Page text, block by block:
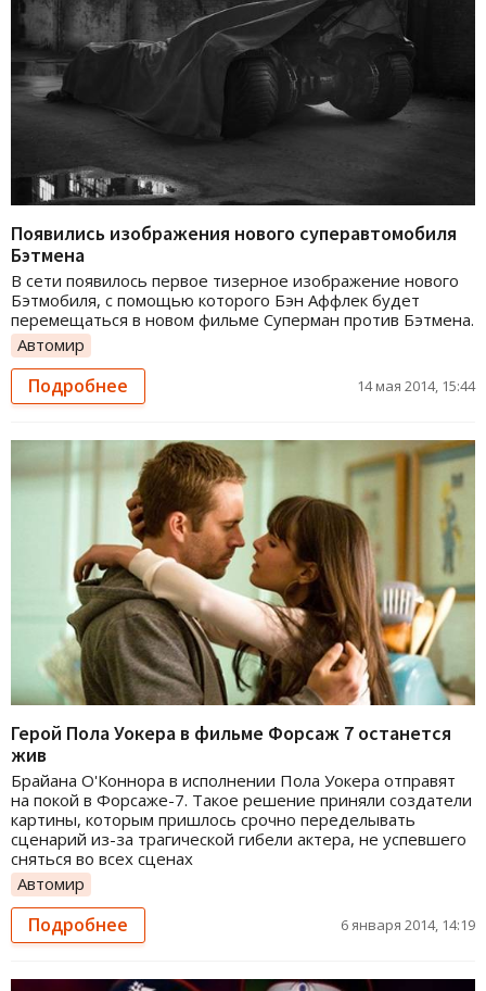
Появились изображения нового суперавтомобиля
Бэтмена
В сети появилось первое тизерное изображение нового
Бэтмобиля, с помощью которого Бэн Аффлек будет
перемещаться в новом фильме Суперман против Бэтмена.
Автомир
Подробнее 14 мая 2014, 15:44
Герой Пола Уокера в фильме Форсаж 7 останется
жив
Брайана О'Коннора в исполнении Пола Уокера отправят
на покой в Форсаже-7. Такое решение приняли создатели
картины, которым пришлось срочно переделывать
сценарий из-за трагической гибели актера, не успевшего
сняться во всех сценах
Автомир
Подробнее 6 января 2014, 14:19